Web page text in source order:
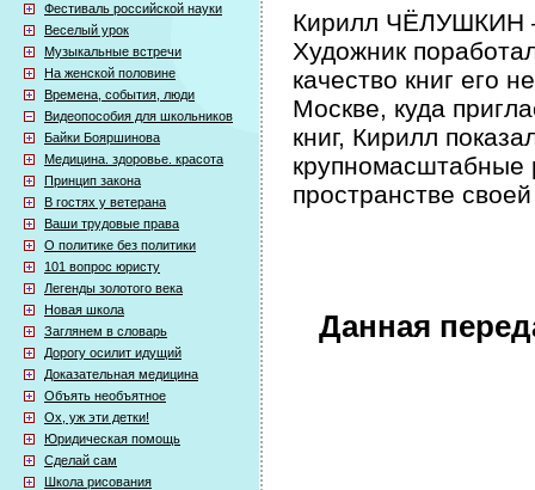
Фестиваль российской науки
Веселый урок
Музыкальные встречи
На женской половине
Времена, события, люди
Видеопособия для школьников
Байки Бояршинова
Медицина. здоровье. красота
Принцип закона
В гостях у ветерана
Ваши трудовые права
О политике без политики
101 вопрос юристу
Легенды золотого века
Новая школа
Заглянем в словарь
Дорогу осилит идущий
Доказательная медицина
Объять необъятное
Ох, уж эти детки!
Юридическая помощь
Сделай сам
Школа рисования
Кирилл ЧЁЛУШКИН
Художник
качество книг его
Москве, куда
книг, Кирилл
крупномасштабные
пространстве
Данная